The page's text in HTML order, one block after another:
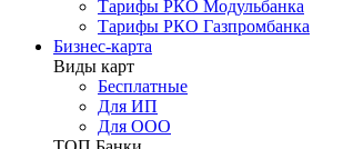
Тарифы РКО Модульбанка
Тарифы РКО Газпромбанка
Бизнес-карта
Виды карт
Бесплатные
Для ИП
Для ООО